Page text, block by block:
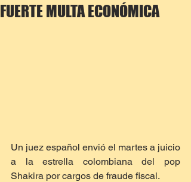
FUERTE MULTA ECONÓMICA
Un juez español envió el martes a juicio
a la estrella colombiana del pop
Shakira por cargos de fraude fiscal.